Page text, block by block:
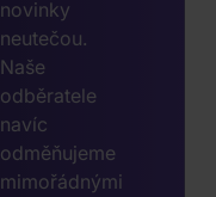
novinky
neutečou.
Naše
odběratele
navíc
odměňujeme
mimořádnými